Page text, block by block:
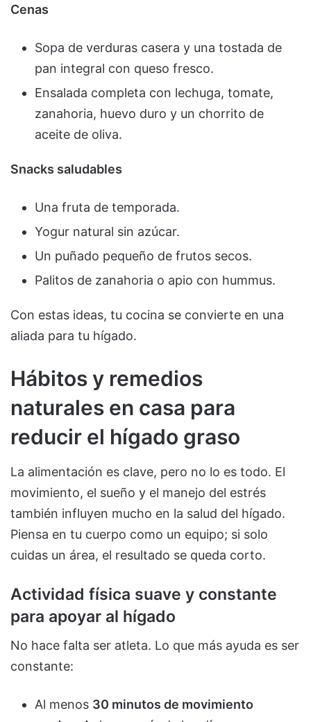
Cenas
Sopa de verduras casera y una tostada de
pan integral con queso fresco.
Ensalada completa con lechuga, tomate,
zanahoria, huevo duro y un chorrito de
aceite de oliva.
Snacks saludables
Una fruta de temporada.
Yogur natural sin azúcar.
Un puñado pequeño de frutos secos.
Palitos de zanahoria o apio con hummus.
Con estas ideas, tu cocina se convierte en una
aliada para tu hígado.
Hábitos y remedios
naturales en casa para
reducir el hígado graso
La alimentación es clave, pero no lo es todo. El
movimiento, el sueño y el manejo del estrés
también influyen mucho en la salud del hígado.
Piensa en tu cuerpo como un equipo; si solo
cuidas un área, el resultado se queda corto.
Actividad física suave y constante
para apoyar al hígado
No hace falta ser atleta. Lo que más ayuda es ser
constante:
Al menos 30 minutos de movimiento